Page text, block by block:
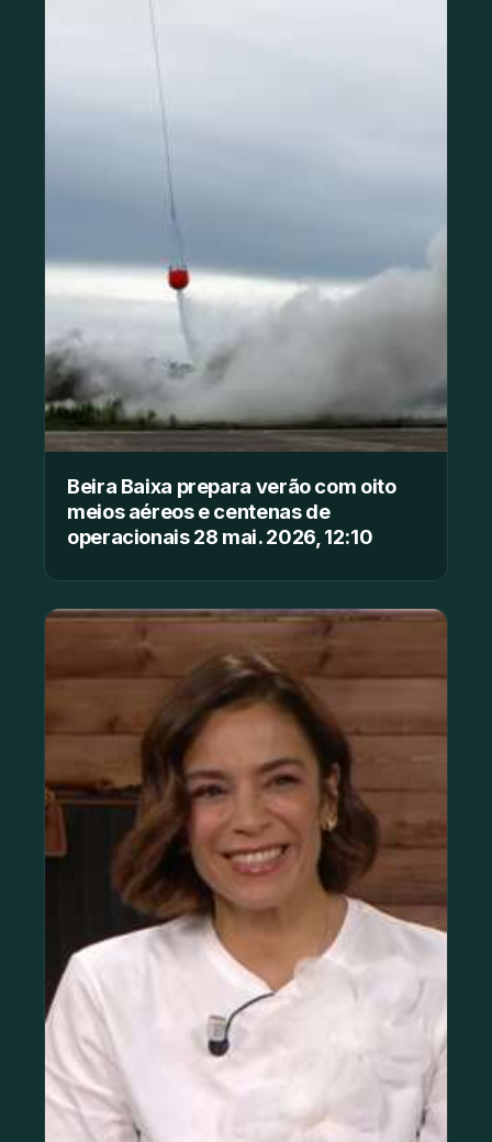
Beira Baixa prepara verão com oito
meios aéreos e centenas de
operacionais 28 mai. 2026, 12:10